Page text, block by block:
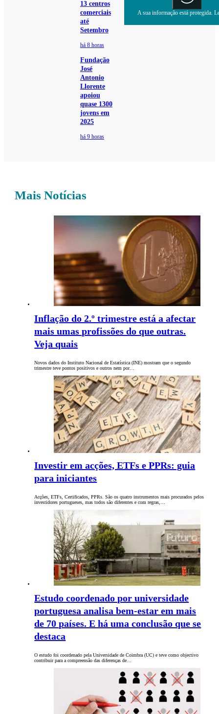
13 centros
comerciais
até
Setembro
há 8 horas
Fundação
José
Antonio
Llorente
apoiou
quase 1300
jovens em
2025
há 9 horas
A sua informação está protegida.
Mais Notícias
Inflação do 2.º trimestre está a afectar
mais umas profissões do que outras.
Veja quais
Novos dados do Instituto Nacional de Estatística (INE) mostram que o segundo
trimestre teve pontos positivos e outros nem por…
Investir em acções, ETFs e PPRs: guia
para iniciantes
Acções, ETFs, Certificados, PPRs. São os quatro instrumentos mais procurados pelos
investidores portugueses, mas todos são diferentes e com regras,…
Estudo coordenado por universidade
portuguesa analisa bem-estar em mais
de 70 países. E há uma conclusão que se
destaca
O estudo foi coordenado pela Universidade de Coimbra (UC) e teve como objectivo
contribuir para a compreensão das diferenças de…